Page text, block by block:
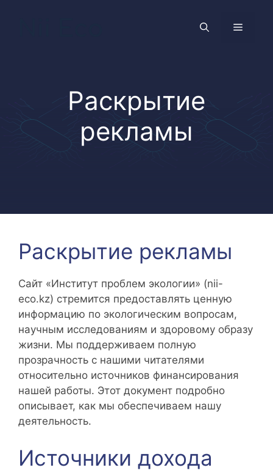
Меню
Раскрытие
рекламы
Раскрытие рекламы
Сайт «Институт проблем экологии» (nii-
eco.kz) стремится предоставлять ценную
информацию по экологическим вопросам,
научным исследованиям и здоровому образу
жизни. Мы поддерживаем полную
прозрачность с нашими читателями
относительно источников финансирования
нашей работы. Этот документ подробно
описывает, как мы обеспечиваем нашу
деятельность.
Источники дохода